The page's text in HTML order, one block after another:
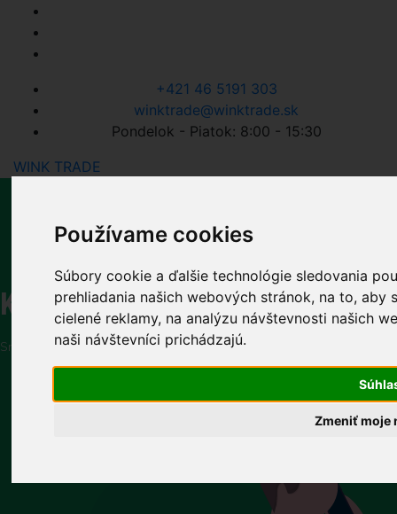
Používame cookies
Súbory cookie a ďalšie technológie sledovania
prehliadania našich webových stránok, na to,
cielené reklamy, na analýzu návštevnosti našich
naši návštevníci prichádzajú.
Zmeniť moje
+421 46 5191 303
winktrade@winktrade.sk
Pondelok - Piatok: 8:00 - 15:30
WINK TRADE
Kontaktujte nás
Sme váš spoľahlivý dodávateľ komponentov na výrobu okien a dverí